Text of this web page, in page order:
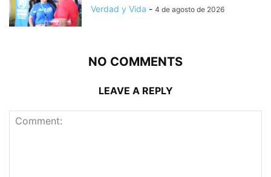
Verdad y Vida - 4 de agosto de 2026
NO COMMENTS
LEAVE A REPLY